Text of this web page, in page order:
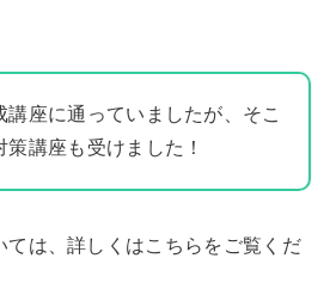
講座に通っていましたが、そこ
策講座も受けました！
ては、詳しくはこちらをご覧くだ